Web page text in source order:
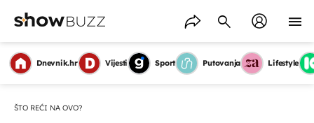
Dnevnik.hr Vijesti Sport Putovanja Lifestyle
ŠTO REĆI NA OVO?